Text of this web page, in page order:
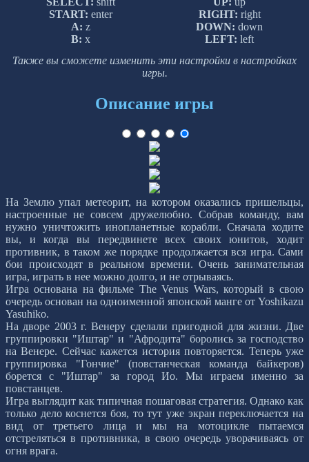
START: enter
A: z
B: x
RIGHT: right
DOWN: down
LEFT: left
Также вы сможете изменить эти настройки в настройках
игры.
Описание игры
На Землю упал метеорит, на котором оказались пришельцы,
настроенные не совсем дружелюбно. Собрав команду, вам
нужно уничтожить инопланетные корабли. Сначала ходите
вы, и когда вы передвинете всех своих юнитов, ходит
противник, в таком же порядке продолжается вся игра. Сами
бои происходят в реальном времени. Очень занимательная
игра, играть в нее можно долго, и не отрываясь.
Игра основана на фильме The Venus Wars, который в свою
очередь основан на одноименной японской манге от Yoshikazu
Yasuhiko.
На дворе 2003 г. Венеру сделали пригодной для жизни. Две
группировки "Иштар" и "Афродита" боролись за господство
на Венере. Сейчас кажется история повторяется. Теперь уже
группировка "Гончие" (повстанческая команда байкеров)
борется с "Иштар" за город Ио. Мы играем именно за
повстанцев.
Игра выглядит как типичная пошаговая стратегия. Однако как
только дело коснется боя, то тут уже экран переключается на
вид от третьего лица и мы на мотоцикле пытаемся
отстреляться в противника, в свою очередь уворачиваясь от
огня врага.